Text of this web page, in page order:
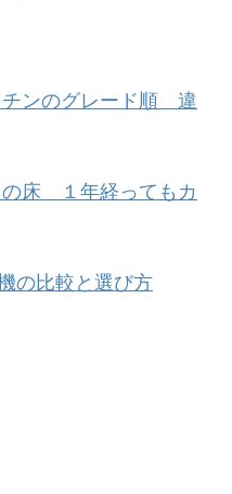
チンのグレード順 違
の床 １年経ってもカ
の比較と選び方